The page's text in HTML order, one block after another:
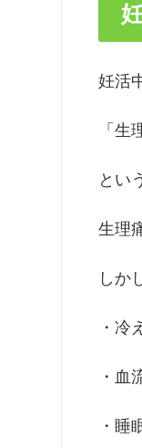
妊活
「生
とい
生理
しか
・冷え
・血
・睡